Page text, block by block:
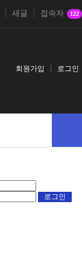
새글 접속자 122
회원가입 로그인